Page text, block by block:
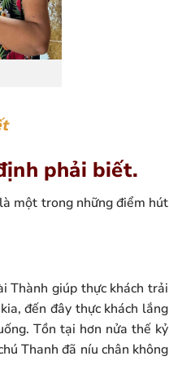
phải biết.
một trong những điểm hút
Thành giúp thực khách trải
đến đây thực khách lắng
Tồn tại hơn nửa thế kỷ
Thanh đã níu chân không